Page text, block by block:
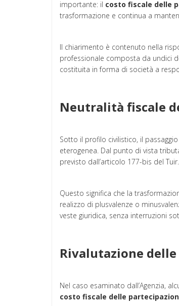
importante: il costo fiscale delle
trasformazione e continua a
Il chiarimento è contenuto nella
professionale composta da undici
costituita in forma di società a
Neutralità fiscale
Sotto il profilo civilistico, il
eterogenea. Dal punto di vista
previsto dall’articolo 177-bis del Tuir.
Questo significa che la
realizzo di plusvalenze o
veste giuridica, senza interruzioni
Rivalutazione
Nel caso esaminato dall’Agenzia,
costo fiscale delle